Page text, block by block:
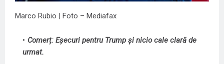
Marco Rubio | Foto – Mediafax
Comerț: Eșecuri pentru Trump și nicio cale clară de
urmat.